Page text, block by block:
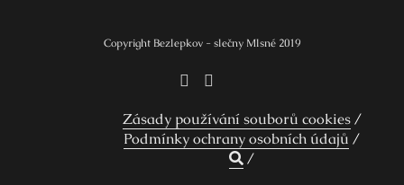
Copyright Bezlepkov - slečny Mlsné 2019
Zásady používání souborů cookies
Podmínky ochrany osobních údajů